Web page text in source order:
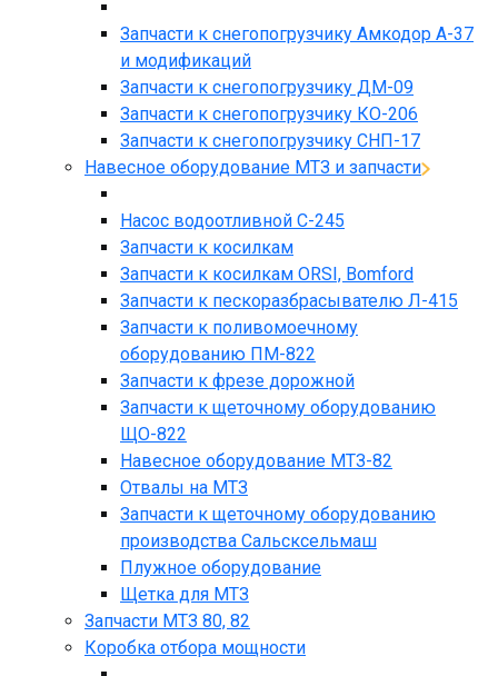
Запчасти к снегопогрузчику Амкодор А-37
и модификаций
Запчасти к снегопогрузчику ДМ-09
Запчасти к снегопогрузчику КО-206
Запчасти к снегопогрузчику СНП-17
Навесное оборудование МТЗ и запчасти
Насос водоотливной С-245
Запчасти к косилкам
Запчасти к косилкам ORSI, Bomford
Запчасти к пескоразбрасывателю Л-415
Запчасти к поливомоечному
оборудованию ПМ-822
Запчасти к фрезе дорожной
Запчасти к щеточному оборудованию
ЩО-822
Навесное оборудование МТЗ-82
Отвалы на МТЗ
Запчасти к щеточному оборудованию
производства Сальсксельмаш
Плужное оборудование
Щетка для МТЗ
Запчасти МТЗ 80, 82
Коробка отбора мощности